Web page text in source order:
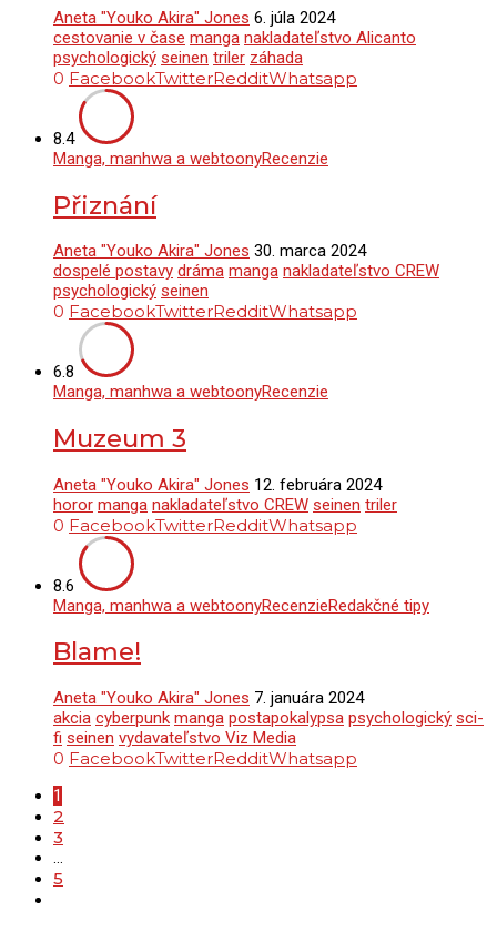
Aneta "Youko Akira" Jones 6. júla 2024
cestovanie v čase manga nakladateľstvo Alicanto
psychologický seinen triler záhada
0 FacebookTwitterRedditWhatsapp
8.4
Manga, manhwa a webtoonyRecenzie
Přiznání
Aneta "Youko Akira" Jones 30. marca 2024
dospelé postavy dráma manga nakladateľstvo CREW
psychologický seinen
0 FacebookTwitterRedditWhatsapp
6.8
Manga, manhwa a webtoonyRecenzie
Muzeum 3
Aneta "Youko Akira" Jones 12. februára 2024
horor manga nakladateľstvo CREW seinen triler
0 FacebookTwitterRedditWhatsapp
8.6
Manga, manhwa a webtoonyRecenzieRedakčné tipy
Blame!
Aneta "Youko Akira" Jones 7. januára 2024
akcia cyberpunk manga postapokalypsa psychologický sci-
fi seinen vydavateľstvo Viz Media
0 FacebookTwitterRedditWhatsapp
1
2
3
…
5